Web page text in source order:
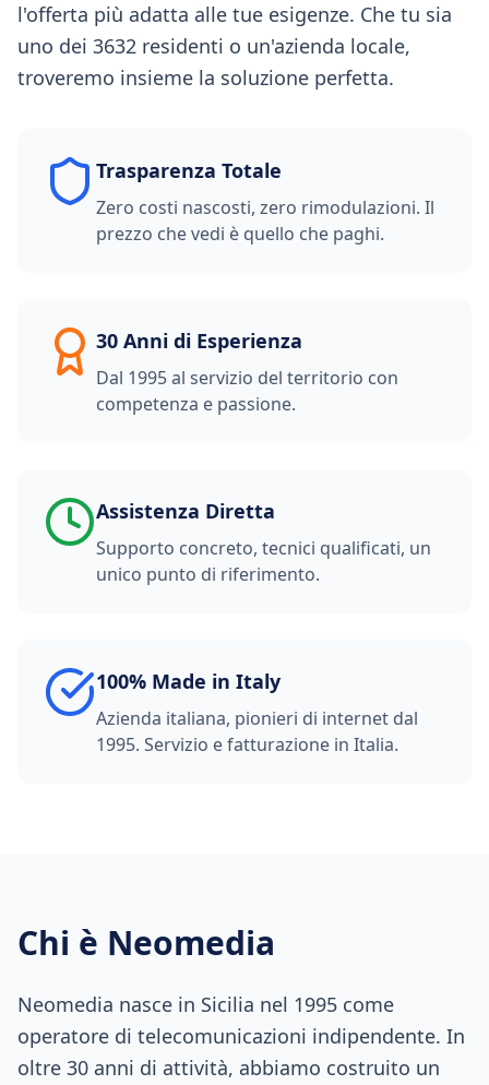
l'offerta più adatta alle tue esigenze. Che tu sia
uno dei 3632 residenti o un'azienda locale,
troveremo insieme la soluzione perfetta.
Trasparenza Totale
Zero costi nascosti, zero rimodulazioni. Il
prezzo che vedi è quello che paghi.
30 Anni di Esperienza
Dal 1995 al servizio del territorio con
competenza e passione.
Assistenza Diretta
Supporto concreto, tecnici qualificati, un
unico punto di riferimento.
100% Made in Italy
Azienda italiana, pionieri di internet dal
1995. Servizio e fatturazione in Italia.
Chi è Neomedia
Neomedia nasce in Sicilia nel 1995 come
operatore di telecomunicazioni indipendente. In
oltre 30 anni di attività, abbiamo costruito un